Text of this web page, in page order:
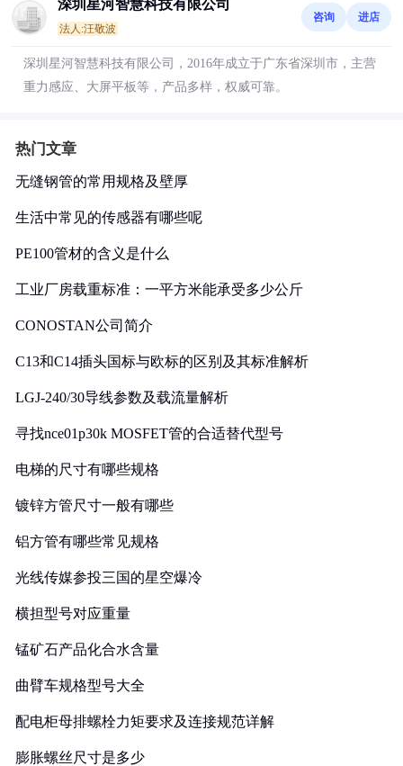
深圳星河智慧科技有限公司
法人:汪敬波
咨询 进店
深圳星河智慧科技有限公司，2016年成立于广东省深圳市，主营
重力感应、大屏平板等，产品多样，权威可靠。
热门文章
无缝钢管的常用规格及壁厚
生活中常见的传感器有哪些呢
PE100管材的含义是什么
工业厂房载重标准：一平方米能承受多少公斤
CONOSTAN公司简介
C13和C14插头国标与欧标的区别及其标准解析
LGJ-240/30导线参数及载流量解析
寻找nce01p30k MOSFET管的合适替代型号
电梯的尺寸有哪些规格
镀锌方管尺寸一般有哪些
铝方管有哪些常见规格
光线传媒参投三国的星空爆冷
横担型号对应重量
锰矿石产品化合水含量
曲臂车规格型号大全
配电柜母排螺栓力矩要求及连接规范详解
膨胀螺丝尺寸是多少